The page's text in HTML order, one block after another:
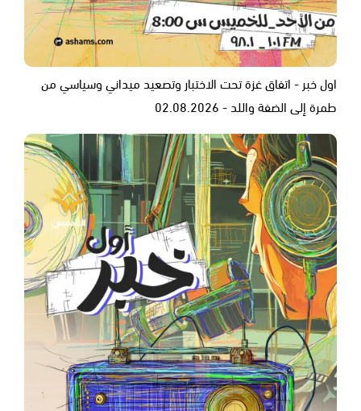
اول خبر - اتفاق غزة تحت الاختبار وتصعيد ميداني وسياسي من
طمرة إلى الضفة واللد - 02.08.2026